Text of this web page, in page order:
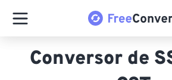
Conversor de